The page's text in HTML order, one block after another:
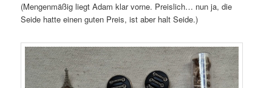
(Mengenmäßig liegt Adam klar vorne. Preislich… nun ja, die
Seide hatte einen guten Preis, ist aber halt Seide.)